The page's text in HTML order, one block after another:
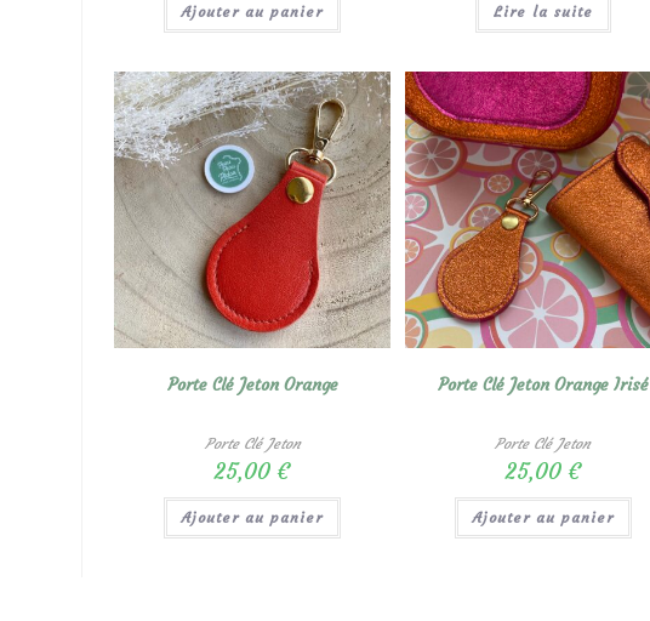
Ajouter au panier Lire la suite
Porte Clé Jeton Orange
Porte Clé Jeton
25,00€
Ajouter au panier
Porte Clé Jeton Orange Irisé
Porte Clé Jeton
25,00 €
Ajouter au panier